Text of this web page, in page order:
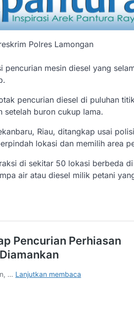
Polres Lamongan
pencurian mesin diesel yang
pencurian diesel di puluhan
setelah buron cukup lama.
Riau, ditangkap usai
lokasi dan memilih area
di sekitar 50 lokasi berbeda
air atau diesel milik petani